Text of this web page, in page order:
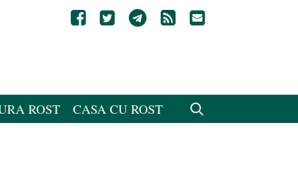
ROST CASA CU ROST